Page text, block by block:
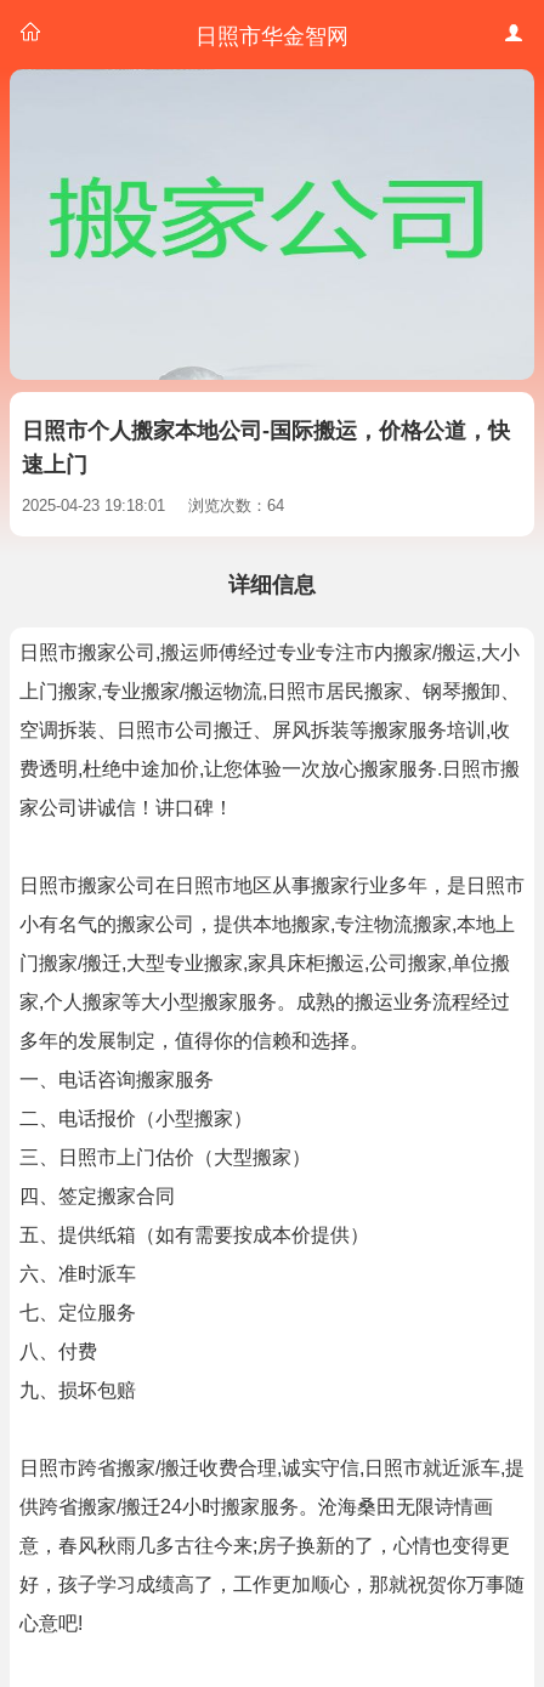
日照市华金智网
日照市个人搬家本地公司-国际搬运，价格公道，快
速上门
2025-04-23 19:18:01 浏览次数：64
详细信息
日照市搬家公司,搬运师傅经过专业专注市内搬家/搬运,大小
上门搬家,专业搬家/搬运物流,日照市居民搬家、钢琴搬卸、
空调拆装、日照市公司搬迁、屏风拆装等搬家服务培训,收
费透明,杜绝中途加价,让您体验一次放心搬家服务.日照市搬
家公司讲诚信！讲口碑！
日照市搬家公司在日照市地区从事搬家行业多年，是日照市
小有名气的搬家公司，提供本地搬家,专注物流搬家,本地上
门搬家/搬迁,大型专业搬家,家具床柜搬运,公司搬家,单位搬
家,个人搬家等大小型搬家服务。成熟的搬运业务流程经过
多年的发展制定，值得你的信赖和选择。
一、电话咨询搬家服务
二、电话报价（小型搬家）
三、日照市上门估价（大型搬家）
四、签定搬家合同
五、提供纸箱（如有需要按成本价提供）
六、准时派车
七、定位服务
八、付费
九、损坏包赔
日照市跨省搬家/搬迁收费合理,诚实守信,日照市就近派车,提
供跨省搬家/搬迁24小时搬家服务。沧海桑田无限诗情画
意，春风秋雨几多古往今来;房子换新的了，心情也变得更
好，孩子学习成绩高了，工作更加顺心，那就祝贺你万事随
心意吧!